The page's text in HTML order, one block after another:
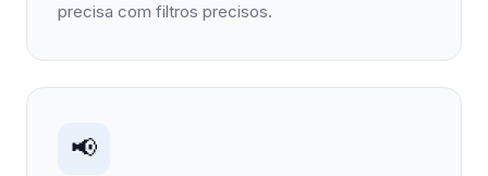
precisa com filtros precisos.
📢